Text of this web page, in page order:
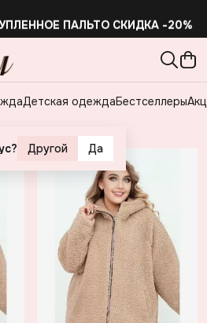
ПАЛЬТО СКИДКА -20%
Детская одеждаБестселлеры
? Другой Да